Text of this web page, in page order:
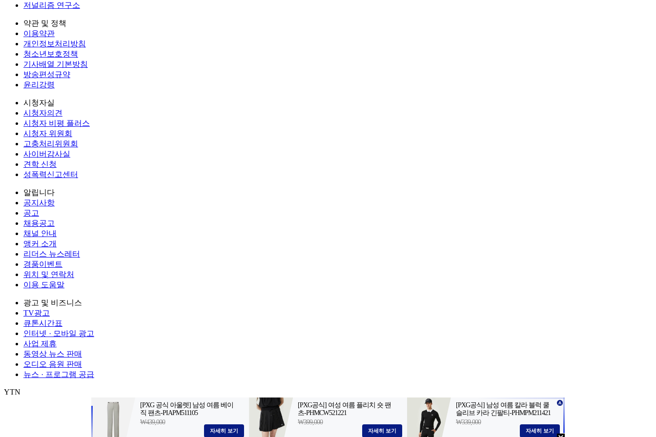
저널리즘 연구소
약관 및 정책
이용약관
개인정보처리방침
청소년보호정책
기사배열 기본방침
방송편성규약
윤리강령
시청자실
시청자의견
시청자 비평 플러스
시청자 위원회
고충처리위원회
사이버감사실
견학 신청
성폭력신고센터
알립니다
공지사항
공고
채용공고
채널 안내
앵커 소개
리더스 뉴스레터
경품이벤트
위치 및 연락처
이용 도움말
광고 및 비즈니스
TV광고
큐톤시간표
인터넷 · 모바일 광고
사업 제휴
동영상 뉴스 판매
오디오 음원 판매
뉴스 · 프로그램 공급
YTN
서울특별시 마포구 상암산로 76 (상암동) 대표전화: 02-398-8000 팩스: 02-398-8129 사업자등록번호: 102-81-32883
서울특별시 마포구 상암산로 76 (상암동)등록번호: 서울, 아54287등록일자: 2022.06.03
대표전화: 02-398-8000발행인: 김백
편집인 · 청소년보호책임자: 김선희
Copyright (c) YTN. All rights reserved. 무단 전재, 재배포 및 AI 데이터 활용 금지